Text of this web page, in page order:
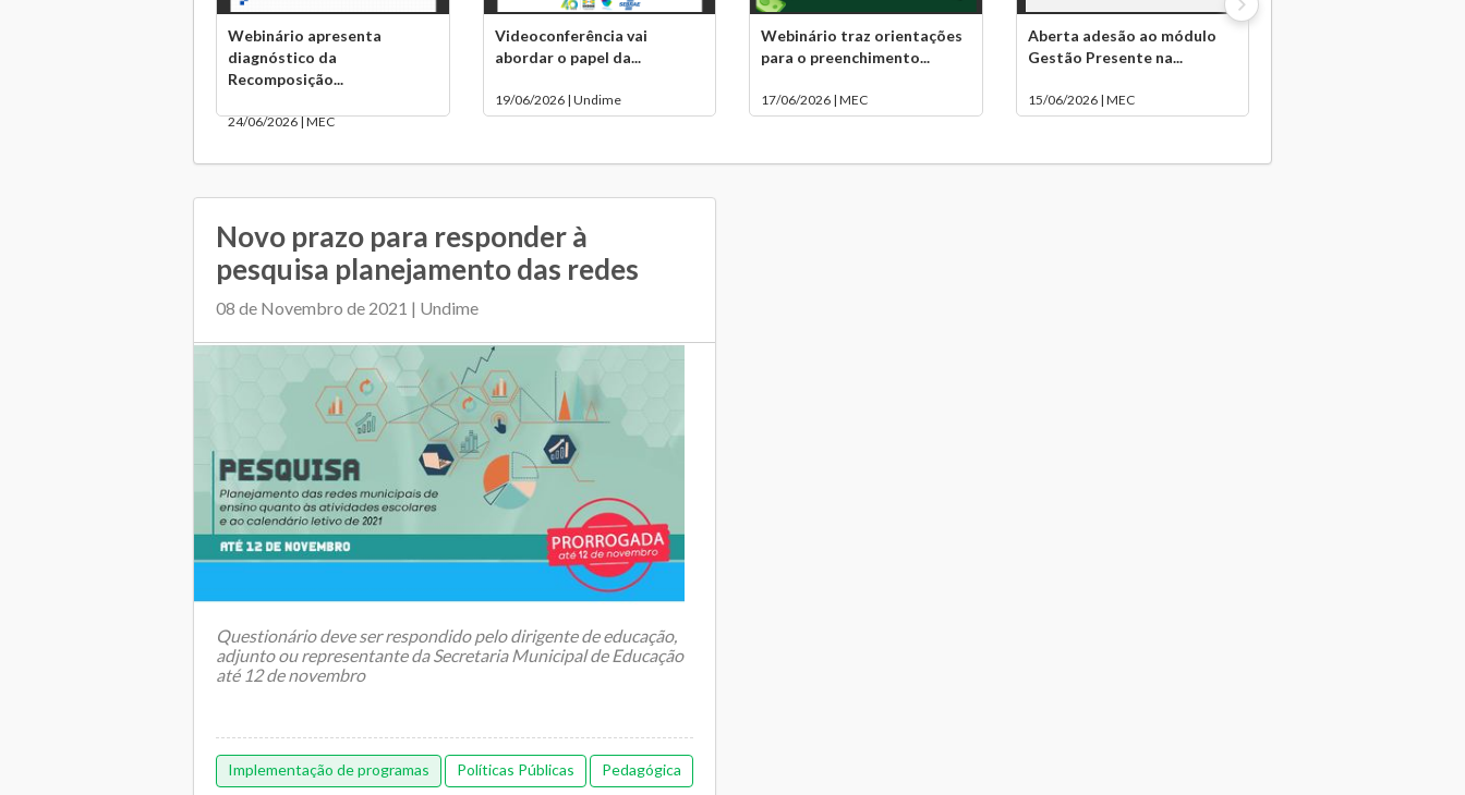
Webinário apresenta
diagnóstico da
Recomposição...
24/06/2026 | MEC
Videoconferência vai
abordar o papel da...
19/06/2026 | Undime
Webinário traz orientações
para o preenchimento...
17/06/2026 | MEC
Aberta adesão ao módulo
Gestão Presente na...
15/06/2026 | MEC
Novo prazo para responder à
pesquisa planejamento das redes
08 de Novembro de 2021 | Undime
Questionário deve ser respondido pelo dirigente de educação,
adjunto ou representante da Secretaria Municipal de Educação
até 12 de novembro
Implementação de programas Políticas Públicas Pedagógica